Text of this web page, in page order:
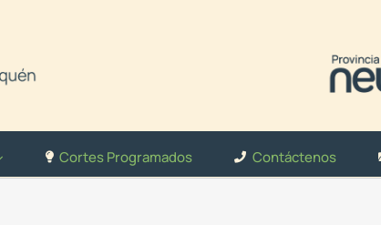
Cortes Programados Contáctenos